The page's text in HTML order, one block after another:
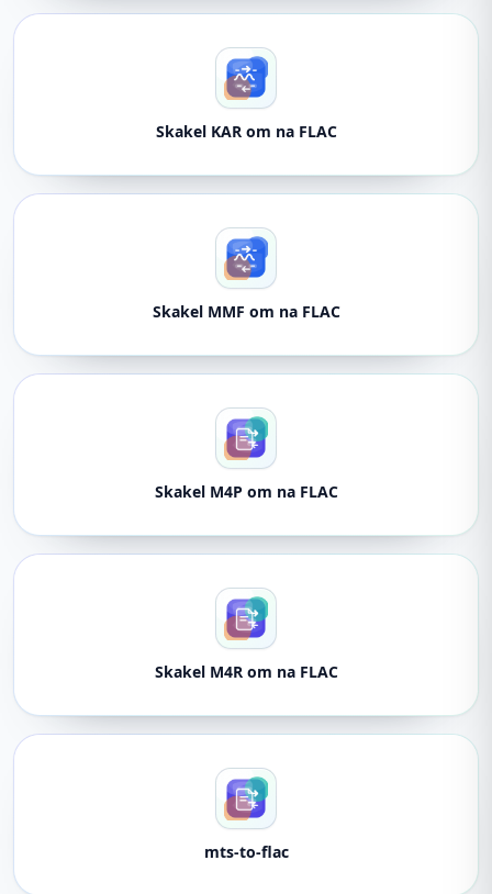
Skakel KAR om na FLAC
Skakel MMF om na FLAC
Skakel M4P om na FLAC
Skakel M4R om na FLAC
mts-to-flac